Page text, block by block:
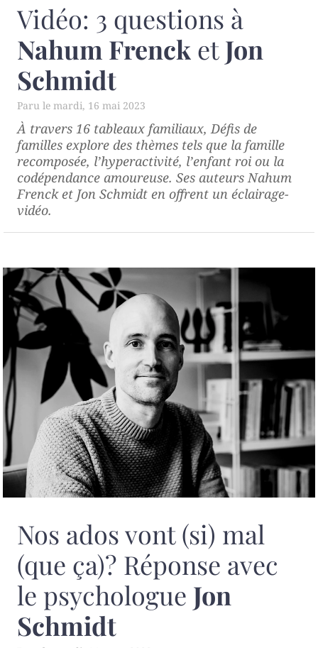
Vidéo: 3 questions à
Nahum Frenck etJon
Schmidt
mardi, 16 mai 2023
À travers 16 tableaux familiaux, Défis de
familles explore des thèmes tels que la famille
recomposée, l’hyperactivité, l’enfant roi ou la
codépendance amoureuse. Ses auteurs Nahum
Frenck et Jon Schmidt en offrent un éclairage-
vidéo.
Nos ados vont (si) mal
(que ça)? Réponse avec
le psychologue Jon
Schmidt